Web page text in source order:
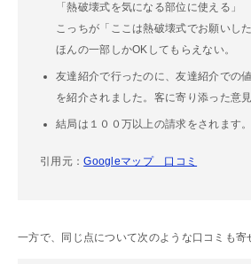
「熱破壊式を気になる部位に使える
こっちが「ここは熱破壊式でお願いし
ほんの一部しかOKしてもらえない。
友達紹介で行ったのに、友達紹介での
を紹介されました。客に寄り添った意
結局は１００万以上の請求をされます。
引用元：Googleマップ 口コミ
一方で、同じ点について次のような口コミも寄